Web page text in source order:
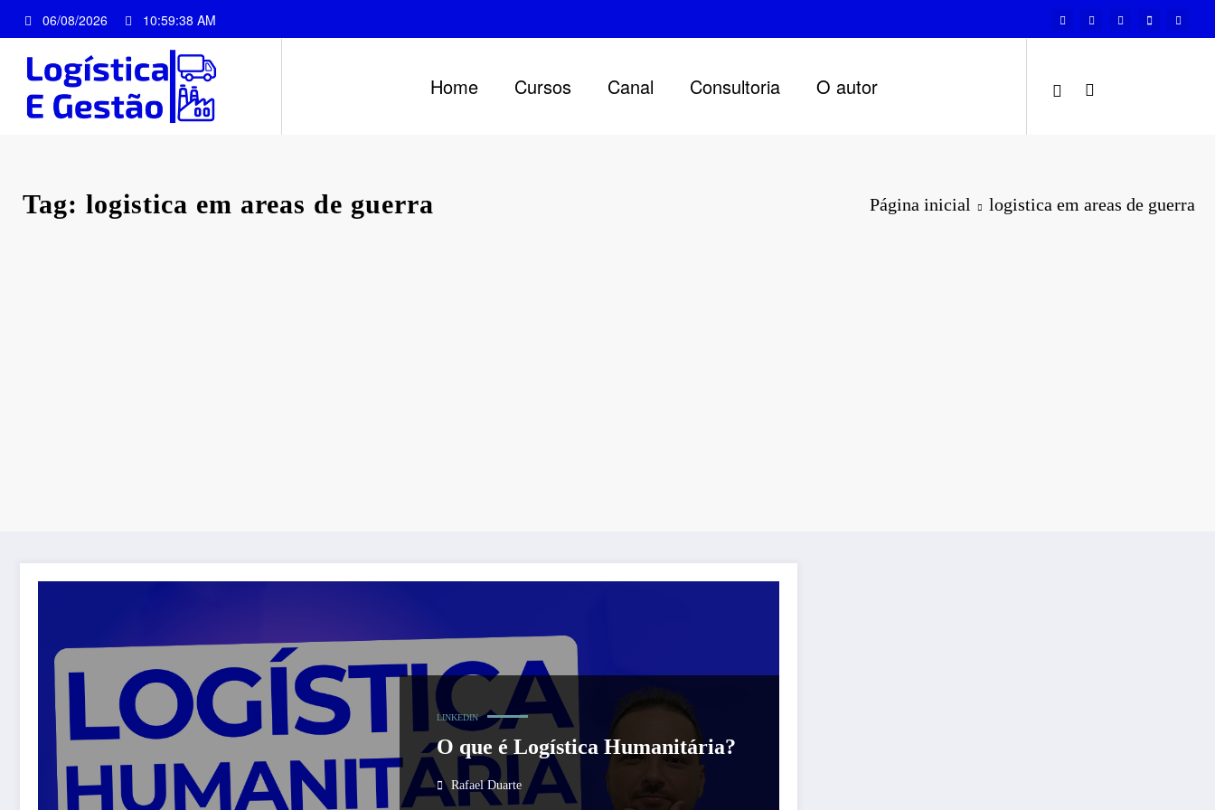
para
conteúdo
06/08/2026 10:59:38 AM
Home Cursos Canal Consultoria O autor
Tag: logistica em areas de guerra Página inicial logistica em areas de guerra
LINKEDIN
O que é Logística Humanitária?
Rafael Duarte